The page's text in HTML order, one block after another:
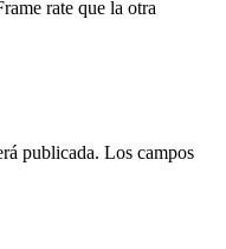
rate que la otra
publicada. Los campos